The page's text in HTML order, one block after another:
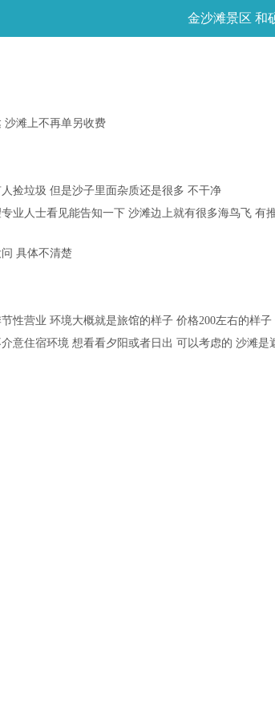
金沙滩景区 和
沙滩上不再单另收费
捡垃圾 但是沙子里面杂质还是很多 不干净
业人士看见能告知一下 沙滩边上就有很多海鸟飞
具体不清楚
性营业 环境大概就是旅馆的样子 价格200左右的样
意住宿环境 想看看夕阳或者日出 可以考虑的 沙滩